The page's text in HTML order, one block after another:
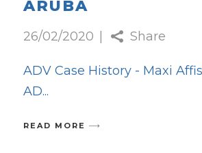
ARUBA
26/02/2020 Share
ADV Case History - Maxi
AD
READ MORE